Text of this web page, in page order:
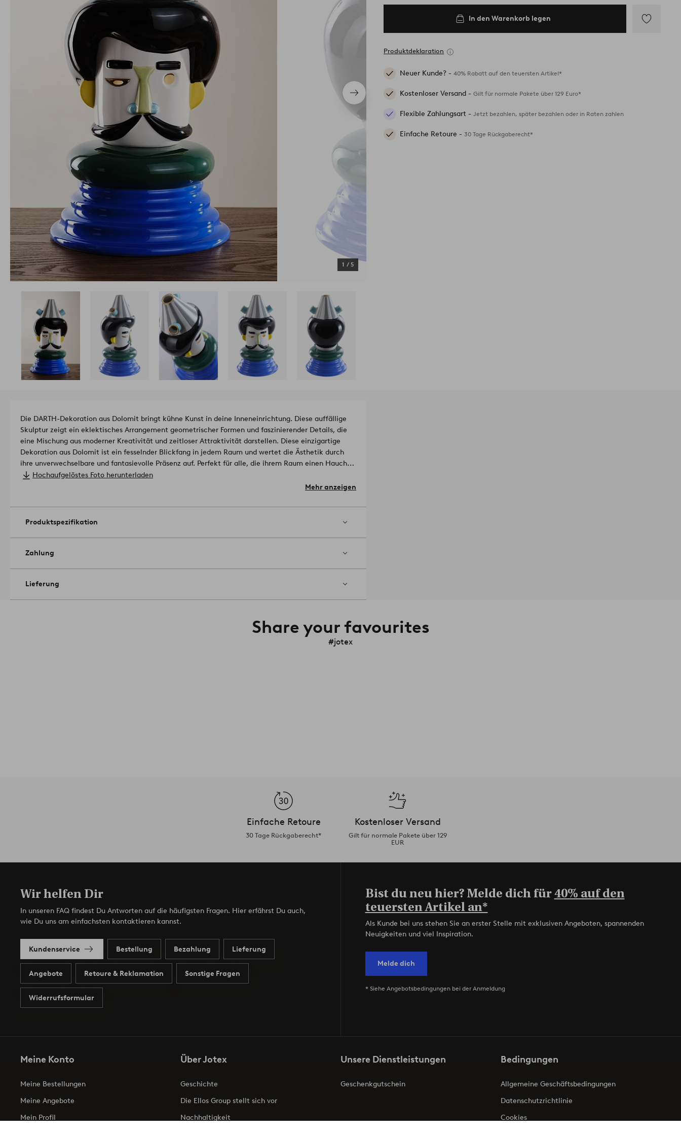
Nächstes
Produkt
1 / 5
In den Warenkorb legen
Produktdeklaration
Neuer Kunde? -40% Rabatt auf den teuersten Artikel*
Kostenloser Versand -Gilt für normale Pakete über 129 Euro*
Flexible Zahlungsart -Jetzt bezahlen, später bezahlen oder in Raten zahlen
Einfache Retoure -30 Tage Rückgaberecht*
Die DARTH-Dekoration aus Dolomit bringt kühne Kunst in deine Inneneinrichtung. Diese auffällige
Skulptur zeigt ein eklektisches Arrangement geometrischer Formen und faszinierender Details, die
eine Mischung aus moderner Kreativität und zeitloser Attraktivität darstellen. Diese einzigartige
Dekoration aus Dolomit ist ein fesselnder Blickfang in jedem Raum und wertet die Ästhetik durch
ihre unverwechselbare und fantasievolle Präsenz auf. Perfekt für alle, die ihrem Raum einen Hauch
von Avantgarde-Flair verleihen wollen.Material: Dolomitporzellan.
Abmessungen; Breite: 20 cm. Höhe: 36.5 cm. Länge/Tiefe: 20 cm.Artikelnummer: 2149701-01-0
Hochaufgelöstes Foto herunterladen
Mehr anzeigen
Produktspezifikation
Zahlung
Lieferung
Share your favourites
#jotex
Einfache Retoure
30 Tage Rückgaberecht*
Kostenloser Versand
Gilt für normale Pakete über 129
EUR
Wir helfen Dir
In unseren FAQ findest Du Antworten auf die häufigsten Fragen. Hier erfährst Du auch,
wie Du uns am einfachsten kontaktieren kannst.
Kundenservice Bestellung Bezahlung Lieferung
Angebote Retoure & Reklamation Sonstige Fragen
Widerrufsformular
Bist du neu hier? Melde dich für40% auf den
teuersten Artikel an*
Als Kunde bei uns stehen Sie an erster Stelle mit exklusiven Angeboten, spannenden
Neuigkeiten und viel Inspiration.
Melde dich
* Siehe Angebotsbedingungen bei der Anmeldung
Meine Konto
Meine Bestellungen
Meine Angebote
Mein Profil
Über Jotex
Geschichte
Die Ellos Group stellt sich vor
Nachhaltigkeit
Unsere Dienstleistungen
Geschenkgutschein
Bedingungen
Allgemeine Geschäftsbedingungen
Datenschutzrichtlinie
Cookies